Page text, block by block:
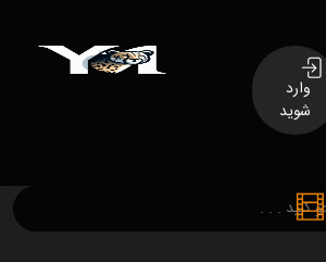
وارد
شوید